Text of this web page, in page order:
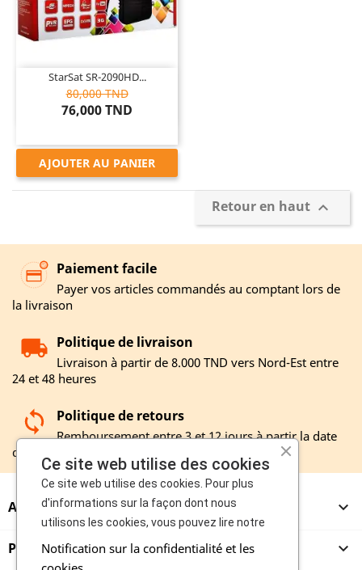

StarSat SR-2090HD...
80,000 TND
76,000 TND
AJOUTER AU PANIER
Retour en haut 
Paiement facile
Payer vos articles commandés au comptant lors de
la livraison
Politique de livraison
Livraison à partir de 8.000 TND vers Nord-Est entre
24 et 48 heures
Politique de retours
Remboursement entre 3 et 12 jours à partir la date
de réception de votre retour
A PROPOS 
PRODUITS 
Ce site web utilise des cookies
Ce site web utilise des cookies. Pour plus
d'informations sur la façon dont nous
utilisons les cookies, vous pouvez lire notre
Notification sur la confidentialité et les